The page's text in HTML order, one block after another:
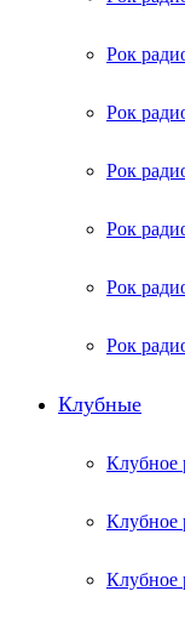
Рок
Рок
Рок
Рок
Рок
Рок
Клубные
Клубное
Клубное
Клубное